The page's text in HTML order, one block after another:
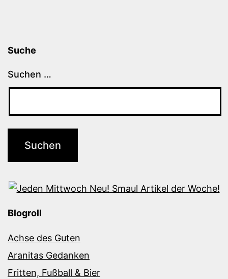
Suche
Suchen …
Blogroll
Achse des Guten
Aranitas Gedanken
Fritten, Fußball & Bier